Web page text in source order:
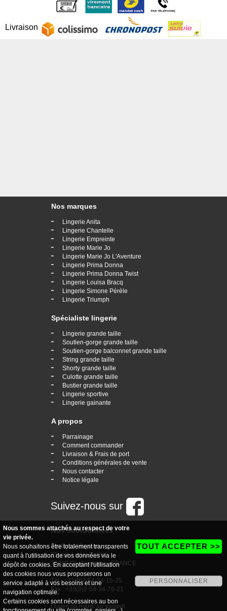
Livraison
Nos marques
- Lingerie Anita
- Lingerie Chantelle
- Lingerie Empreinte
- Lingerie Marie Jo
- Lingerie Marie Jo L'Aventure
- Lingerie Prima Donna
- Lingerie Prima Donna Twist
- Lingerie Louisa Bracq
- Lingerie Simone Pérèle
- Lingerie Triumph
Spécialiste lingerie
- Lingerie grande taille
- Soutien-gorge grande taille
- Soutien-gorge balconnet grande taille
- String grande taille
- Shorty grande taille
- Culotte grande taille
- Bustier grande taille
- Lingerie sportive
- Lingerie gainante
A propos
- Parrainage
- Comment commander
- Livraison & Frais de port
- Conditions générales de vente
- Nous contacter
- Notice légale
Suivez-nous sur
Nos coordonnées
boutique Vogaine
35, rue Ledru Rollin
36000 Chateauroux - FRANCE
Tél : +33(0)2-54-34-15-25
Fax : +33(0)2-54-34-76-21
Ouvert du mardi au samedi
Nous sommes attachés au respect de votre
vie privée.
Nous souhaitons être totalement transparents
quant à l'utilisation de vos données via le
dépôt de cookies. En acceptant l'utilisation
des cookies nous vous proposerons un
service adapté à vos besoins et une
navigation optimale.
Certains cookies sont nécessaires au bon
TOUT ACCEPTER >>
PERSONNALISER